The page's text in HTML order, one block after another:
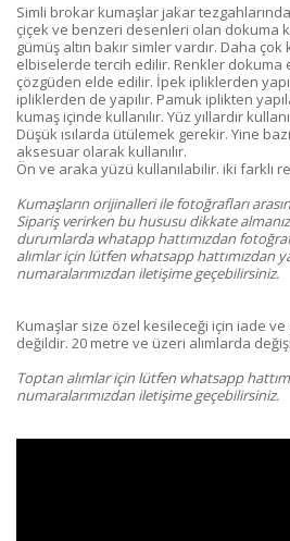
Simli brokar kumaşlar jakar
çiçek ve benzeri desenleri olan dokuma
gümüş altın bakır simler vardır. Daha
elbiselerde tercih edilir. Renkler dokuma
çözgüden elde edilir. İpek ipliklerden
ipliklerden de yapılır. Pamuk iplikten
kumaş içinde kullanılır. Yüz yıllardır
Düşük ısılarda ütülemek gerekir. Yine
aksesuar olarak kullanılır.
Ön ve araka yüzü kullanılabilir. iki farklı
Kumaşların orijinalleri ile fotoğrafları
Sipariş verirken bu hususu dikkate
durumlarda whatapp hattımızdan
alımlar için lütfen whatsapp hattımızdan
numaralarımızdan iletişime geçebilirsiniz.
Kumaşlar size özel kesileceği için iade
değildir. 20 metre ve üzeri alımlarda
Toptan alımlar için lütfen whatsapp
numaralarımızdan iletişime geçebilirsiniz.